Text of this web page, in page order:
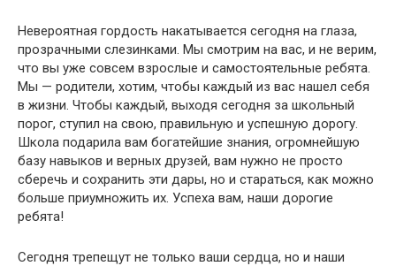
Невероятная гордость накатывается сегодня на глаза,
прозрачными слезинками. Мы смотрим на вас, и не верим,
что вы уже совсем взрослые и самостоятельные ребята.
Мы — родители, хотим, чтобы каждый из вас нашел себя
в жизни. Чтобы каждый, выходя сегодня за школьный
порог, ступил на свою, правильную и успешную дорогу.
Школа подарила вам богатейшие знания, огромнейшую
базу навыков и верных друзей, вам нужно не просто
сберечь и сохранить эти дары, но и стараться, как можно
больше приумножить их. Успеха вам, наши дорогие
ребята!
Сегодня трепещут не только ваши сердца, но и наши